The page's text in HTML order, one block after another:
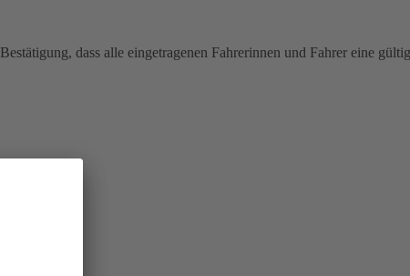
dass alle eingetragenen Fahrerinnen und Fahrer eine